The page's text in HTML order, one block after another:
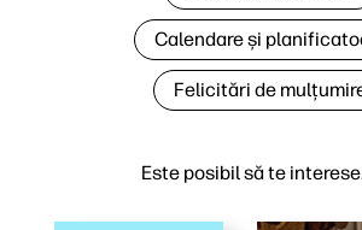
Este posibil să te
Calendare și
Felicitări de